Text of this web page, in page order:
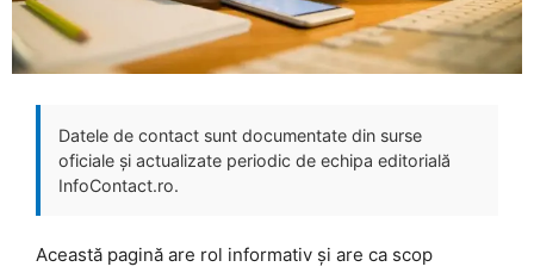
Datele de contact sunt documentate din surse
oficiale și actualizate periodic de echipa editorială
InfoContact.ro.
Această pagină are rol informativ și are ca scop